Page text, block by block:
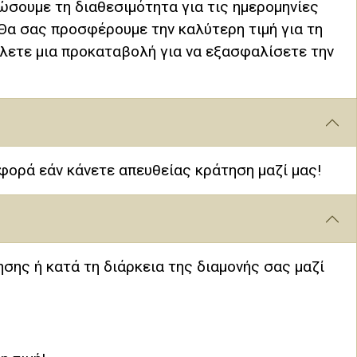
τη διαθεσιμότητα για τις ημερομηνίες
σας προσφέρουμε την καλύτερη τιμή για τη
μια προκαταβολή για να εξασφαλίσετε την
εάν κάνετε απευθείας κράτηση μαζί μας!
ή κατά τη διάρκεια της διαμονής σας μαζί